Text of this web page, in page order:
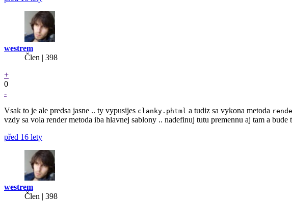
westrem
Člen | 398
+
0
-
Vsak to je ale predsa jasne .. ty vypusijes clanky.phtml a tudiz sa vykona metoda
vzdy sa vola render metoda iba hlavnej sablony .. nadefinuj tutu premennu aj tam a bude
před 16 lety
westrem
Člen | 398